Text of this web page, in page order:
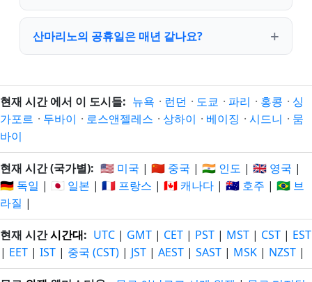
산마리노의 공휴일은 매년 같나요?
현재 시간 에서 이 도시들: 뉴욕 · 런던 · 도쿄 · 파리 · 홍콩 · 싱
가포르 · 두바이 · 로스앤젤레스 · 상하이 · 베이징 · 시드니 · 뭄
바이
현재 시간 (국가별): 🇺🇸 미국 | 🇨🇳 중국 | 🇮🇳 인도 | 🇬🇧 영국 |
🇩🇪 독일 | 🇯🇵 일본 | 🇫🇷 프랑스 | 🇨🇦 캐나다 | 🇦🇺 호주 | 🇧🇷 브
라질 |
현재 시간시간대: UTC | GMT | CET | PST | MST | CST | EST
| EET | IST | 중국 (CST) | JST | AEST | SAST | MSK | NZST |